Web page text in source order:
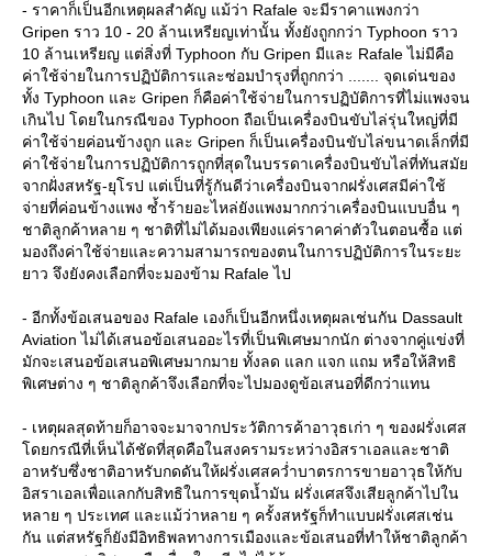
- ราคาก็เป็นอีกเหตุผลสำคัญ แม้ว่า Rafale จะมีราคาแพงกว่า
Gripen ราว 10 - 20 ล้านเหรียญเท่านั้น ทั้งยังถูกกว่า Typhoon ราว
10 ล้านเหรียญ แต่สิ่งที่ Typhoon กับ Gripen มีและ Rafale ไม่มีคือ
ค่าใช้จ่ายในการปฏิบัติการและซ่อมบำรุงที่ถูกกว่า ....... จุดเด่นของ
ทั้ง Typhoon และ Gripen ก็คือค่าใช้จ่ายในการปฏิบัติการที่ไม่แพงจน
เกินไป โดยในกรณีของ Typhoon ถือเป็นเครื่องบินขับไล่รุ่นใหญ่ที่มี
ค่าใช้จ่ายค่อนข้างถูก และ Gripen ก็เป็นเครื่องบินขับไล่ขนาดเล็กที่มี
ค่าใช้จ่ายในการปฏิบัติการถูกที่สุดในบรรดาเครื่องบินขับไล่ที่ทันสมั
จากฝั่งสหรัฐ-ยุโรป แต่เป็นที่รู้กันดีว่าเครื่องบินจากฝรั่งเศสมีค่าใช้
จ่ายที่ค่อนข้างแพง ซ้ำร้ายอะไหล่ยังแพงมากกว่าเครื่องบินแบบอื่น ๆ
ชาติลูกค้าหลาย ๆ ชาติที่ไม่ได้มองเพียงแค่ราคาค่าตัวในตอนซื้อ แต่
มองถึงค่าใช้จ่ายและความสามารถของตนในการปฏิบัติการในระยะ
าว จึงยังคงเลือกที่จะมองข้าม Rafale ไป
- อีกทั้งข้อเสนอของ Rafale เองก็เป็นอีกหนึ่งเหตุผลเช่นกัน Dassault
Aviation ไม่ได้เสนอข้อเสนออะไรที่เป็นพิเศษมากนัก ต่างจากคู่แข่งที่
มักจะเสนอข้อเสนอพิเศษมากมาย ทั้งลด แลก แจก แถม หรือให้สิทธิ
พิเศษต่าง ๆ ชาติลูกค้าจึงเลือกที่จะไปมองดูข้อเสนอที่ดีกว่าแทน
- เหตุผลสุดท้ายก็อาจจะมาจากประวัติการค้าอาวุธเก่า ๆ ของฝรั่งเศส
ดยกรณีที่เห็นได้ชัดที่สุดคือในสงครามระหว่างอิสราเอลและชาติ
อาหรับซึ่งชาติอาหรับกดดันให้ฝรั่งเศสคว่ำบาตรการขายอาวุธให้กับ
อิสราเอลเพื่อแลกกับสิทธิในการขุดน้ำมัน ฝรั่งเศสจึงเสียลูกค้าไปใน
หลาย ๆ ประเทศ และแม้ว่าหลาย ๆ ครั้งสหรัฐก็ทำแบบฝรั่งเศสเช่น
กัน แต่สหรัฐก็ยังมีอิทธิพลทางการเมืองและข้อเสนอที่ทำให้ชาติลูกค้า